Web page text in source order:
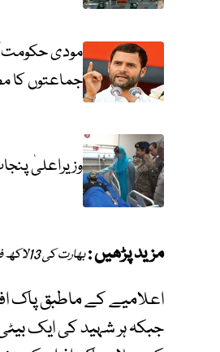
مودی حکومت
جماعتوں کا
وزیراعلیٰ
مزید پڑھیں :بھارت کی 13لاکھ فوج اپنے تمام تر ہتھیاروں سے ہمیں ڈرا دھمکا نہیں سکتی، آرمی چیف
اعلامیے کے ماطبق پاک